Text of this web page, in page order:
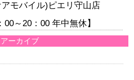
モバイル)ピエリ守山店
00～20：00 年中無休】
アーカイブ